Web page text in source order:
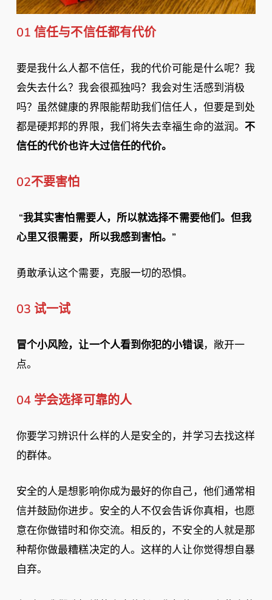
01 信任与不信任都有代价
要是我什么人都不信任，我的代价可能是什么呢？我
会失去什么？我会很孤独吗？我会对生活感到消极
吗？虽然健康的界限能帮助我们信任人，但要是到处
都是硬邦邦的界限，我们将失去幸福生命的滋润。不
信任的代价也许大过信任的代价。
02不要害怕
“我其实害怕需要人，所以就选择不需要他们。但我
心里又很需要，所以我感到害怕。”
勇敢承认这个需要，克服一切的恐惧。
03 试一试
冒个小风险，让一个人看到你犯的小错误，敞开一
点。
04 学会选择可靠的人
你要学习辨识什么样的人是安全的，并学习去找这样
的群体。
安全的人是想影响你成为最好的你自己，他们通常相
信并鼓励你进步。安全的人不仅会告诉你真相，也愿
意在你做错时和你交流。相反的，不安全的人就是那
种帮你做最糟糕决定的人。这样的人让你觉得想自暴
自弃。